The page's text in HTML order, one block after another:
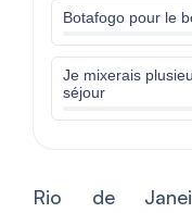
Botafogo pour le
Je mixerais
séjour
Rio de